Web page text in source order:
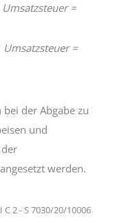
=
=
der Abgabe zu
und
angesetzt werden.
2 - S 7030/20/10006